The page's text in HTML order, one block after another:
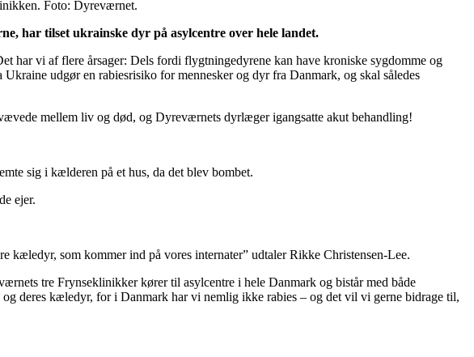
Foto: Dyreværnet.
har tilset ukrainske dyr på asylcentre over hele landet.
har vi af flere årsager: Dels fordi flygtningedyrene kan have kroniske sygdomme og
udgør en rabiesrisiko for mennesker og dyr fra Danmark, og skal således
mellem liv og død, og Dyreværnets dyrlæger igangsatte akut behandling!
sig i kælderen på et hus, da det blev bombet.
ejer.
som kommer ind på vores internater” udtaler Rikke Christensen-Lee.
tre Frynseklinikker kører til asylcentre i hele Danmark og bistår med både
deres kæledyr, for i Danmark har vi nemlig ikke rabies – og det vil vi gerne bidrage til,